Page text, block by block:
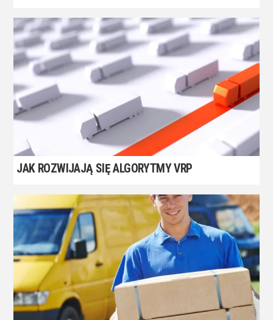
JAK ROZWIJAJĄ SIĘ ALGORYTMY VRP